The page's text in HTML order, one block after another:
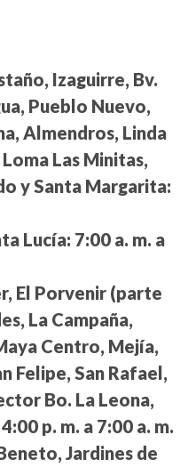
Izaguirre, Bv.
Pueblo Nuevo,
Almendros, Linda
Las Minitas,
y Santa Margarita:
Lucía: 7:00 a. m. a
El Porvenir (parte
La Campaña,
Centro, Mejía,
Felipe, San Rafael,
Bo. La Leona,
4:00 p. m. a 7:00 a. m.
Jardines de